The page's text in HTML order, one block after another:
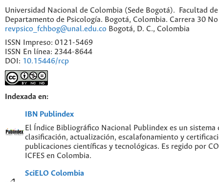
Universidad Nacional de Colombia (Sede Bogotá). Facultad de
Departamento de Psicología. Bogotá, Colombia. Carrera 30
revpsico_fchbog@unal.edu.co Bogotá, D. C., Colombia
ISSN Impreso: 0121-5469
ISSN En línea: 2344-8644
DOI: 10.15446/rcp
Indexada en:
IBN Publindex
El Índice Bibliográfico Nacional Publindex es un
clasificación, actualización, escalafonamiento y
publicaciones científicas y tecnológicas. Es regido por
ICFES en Colombia.
SciELO Colombia